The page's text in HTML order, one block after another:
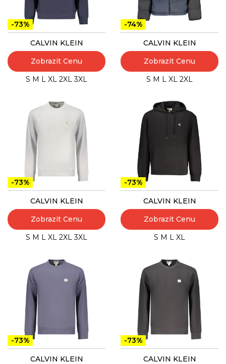
-73%
CALVIN KLEIN
Zobrazit Cenu
S M L XL 2XL 3XL
-74%
CALVIN KLEIN
Zobrazit Cenu
S M L XL 2XL
-73%
CALVIN KLEIN
Zobrazit Cenu
S M L XL 2XL 3XL
-73%
CALVIN KLEIN
Zobrazit Cenu
S M L XL
-73%
CALVIN KLEIN
-73%
CALVIN KLEIN